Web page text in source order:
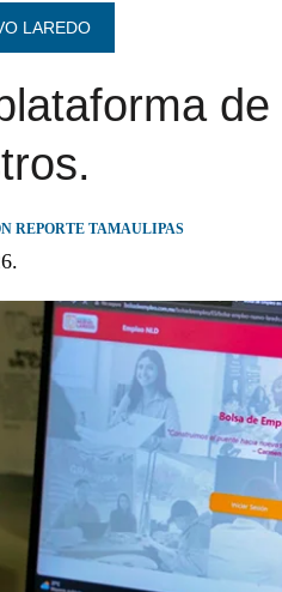
¡AGUA PARA LA COMUNIDAD!
EN EQUIPO Y RESULTADOS!
TE INVITA A DESCUBRIR EL
LAREDO
REPORTE TAMAULIPAS